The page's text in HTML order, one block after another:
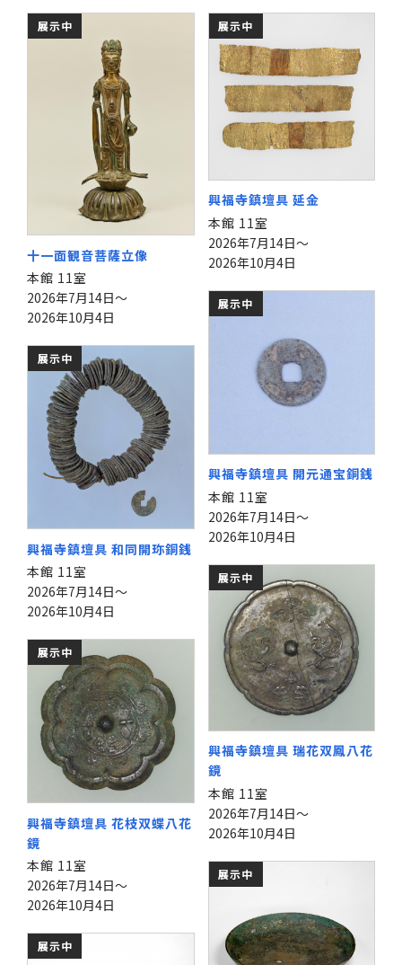
展示中
十一面観音菩薩立像
本館 11室
2026年7月14日～
2026年10月4日
展示中
興福寺鎮壇具 延金
本館 11室
2026年7月14日～
2026年10月4日
展示中
興福寺鎮壇具 開元通宝銅銭
本館 11室
2026年7月14日～
2026年10月4日
展示中
興福寺鎮壇具 和同開珎銅銭
本館 11室
2026年7月14日～
2026年10月4日
展示中
興福寺鎮壇具 瑞花双鳳八花
鏡
本館 11室
2026年7月14日～
2026年10月4日
展示中
興福寺鎮壇具 花枝双蝶八花
鏡
本館 11室
2026年7月14日～
2026年10月4日
展示中
展示中